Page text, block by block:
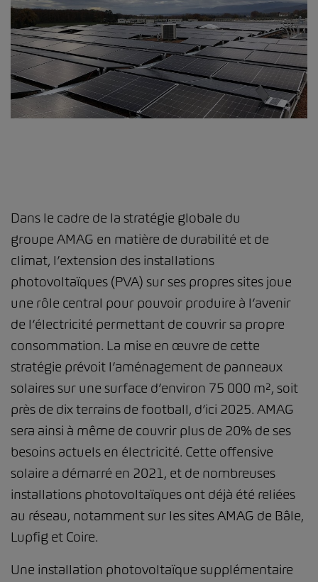
Dans le cadre de la stratégie globale du
groupe AMAG en matière de durabilité et de
climat, l’extension des installations
photovoltaïques (PVA) sur ses propres sites joue
une rôle central pour pouvoir produire à l’avenir
de l’électricité permettant de couvrir sa propre
consommation. La mise en œuvre de cette
stratégie prévoit l’aménagement de panneaux
solaires sur une surface d’environ 75 000 m², soit
près de dix terrains de football, d’ici 2025. AMAG
sera ainsi à même de couvrir plus de 20% de ses
besoins actuels en électricité. Cette offensive
solaire a démarré en 2021, et de nombreuses
installations photovoltaïques ont déjà été reliées
au réseau, notamment sur les sites AMAG de Bâle,
Lupfig et Coire.
Une installation photovoltaïque supplémentaire